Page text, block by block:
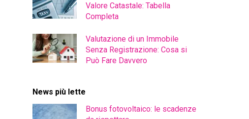
Valore Catastale: Tabella
Completa
Valutazione di un Immobile
Senza Registrazione: Cosa si
Può Fare Davvero
News più lette
Bonus fotovoltaico: le scadenze